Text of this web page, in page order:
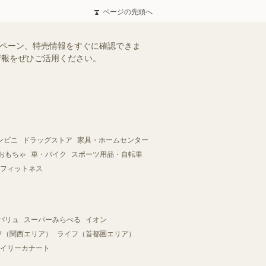
ページの先頭へ
ーン、特売情報をすぐに確認できま
をぜひご活用ください。
ビニ ドラッグストア
家具・ホームセンター
もちゃ
車・バイク
スポーツ用品・自転車
ィットネス
リュ スーパーみらべる
イオン
関西エリア）
ライフ（首都圏エリア）
リーカナート